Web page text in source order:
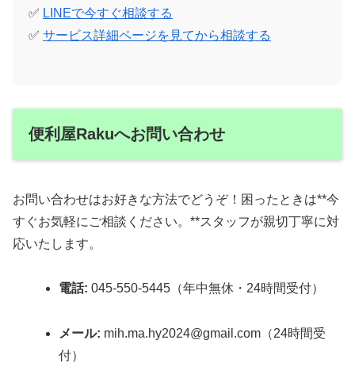
✅ LINEで今すぐ相談する
✅ サービス詳細ページを見てから相談する
便利屋Rakuへお問い合わせ
お問い合わせはお好きな方法でどうぞ！困ったときは**今
すぐお気軽にご相談ください。**スタッフが親切丁寧に対
応いたします。
電話: 045-550-5445（年中無休・24時間受付）
メール: mih.ma.hy2024@gmail.com（24時間受
付）